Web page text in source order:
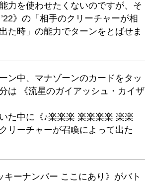
力を使わせたくないのですが、そ
》の「相手のクリーチャーが相
た時」の能力でターンをとばせま
ン中、マナゾーンのカードをタッ
は 《流星のガイアッシュ・カイザ
た中に《♪楽楽楽 楽楽楽楽 楽楽
リーチャーが召喚によって出た
ーナンバー ここにあり》がバト